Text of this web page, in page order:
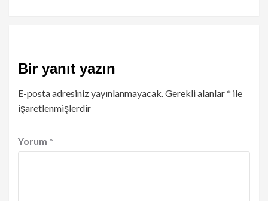
Bir yanıt yazın
E-posta adresiniz yayınlanmayacak.Gerekli alanlar* ile
işaretlenmişlerdir
Yorum *